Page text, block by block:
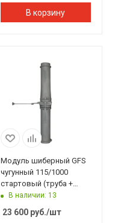
В корзину
Модуль шиберный GFS
чугунный 115/1000
стартовый (труба +
шибер ММ + труба)
В наличии: 13
23 600руб./шт